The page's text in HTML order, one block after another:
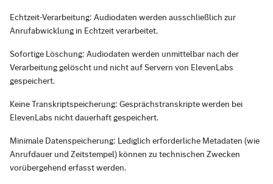
Echtzeit-Verarbeitung: Audiodaten werden ausschließlich zur
Anrufabwicklung in Echtzeit verarbeitet.
Sofortige Löschung: Audiodaten werden unmittelbar nach der
Verarbeitung gelöscht und nicht auf Servern von ElevenLabs
gespeichert.
Keine Transkriptspeicherung: Gesprächstranskripte werden bei
ElevenLabs nicht dauerhaft gespeichert.
Minimale Datenspeicherung: Lediglich erforderliche Metadaten (wie
Anrufdauer und Zeitstempel) können zu technischen Zwecken
vorübergehend erfasst werden.